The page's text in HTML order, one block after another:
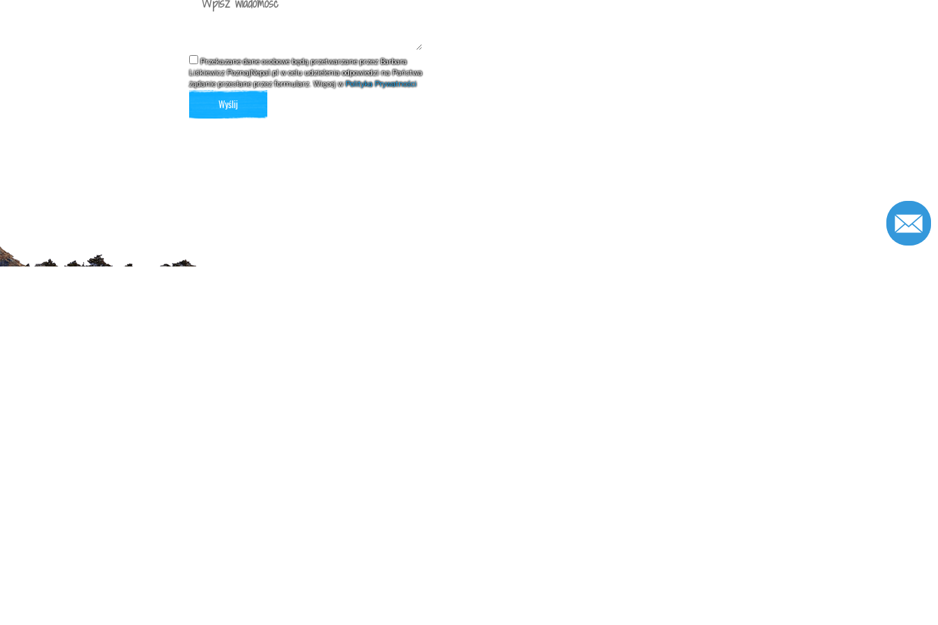
Przekazane dane osobowe będą przetwarzane przez Barbara
Liśkiewicz PoznajNepal.pl w celu udzielenia odpowiedzi na Państwa
żądanie przesłane przez formularz. Więcej wPolityka Prywatności